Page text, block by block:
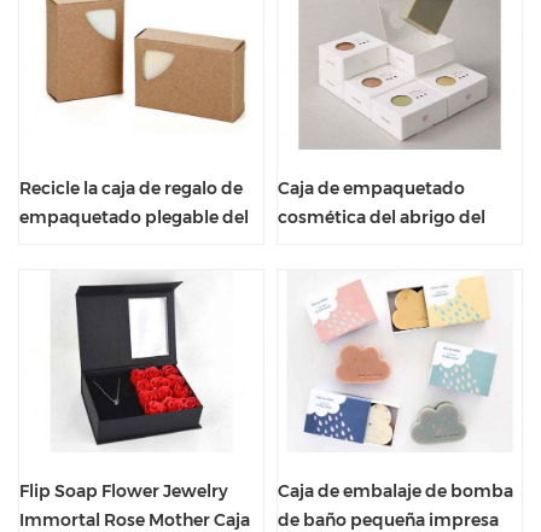
Recicle la caja de regalo de
empaquetado plegable del
natural vacío
Caja de empaquetado
cosmética del abrigo del
logotipo de Eco Friendly
Flip Soap Flower Jewelry
Immortal Rose Mother Caja
Caja de embalaje de bomba
de baño pequeña impresa